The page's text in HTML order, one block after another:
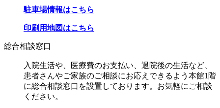
駐車場情報はこちら
印刷用地図はこちら
総合相談窓口
入院生活や、医療費のお支払い、退院後の生活など、
患者さんやご家族のご相談にお応えできるよう本館1階
に総合相談窓口を設置しております。お気軽にご相談
ください。